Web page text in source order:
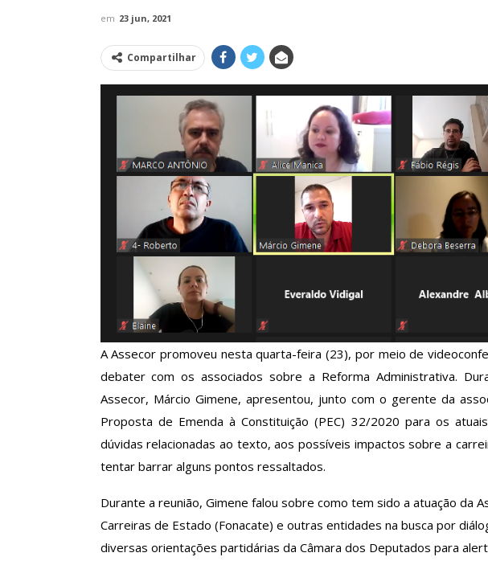
em 23 jun, 2021
Compartilhar
A Assecor promoveu nesta quarta-feira (23), por meio de
debater com os associados sobre a Reforma Administrativa.
Assecor, Márcio Gimene, apresentou, junto com o gerente da
Proposta de Emenda à Constituição (PEC) 32/2020 para os
dúvidas relacionadas ao texto, aos possíveis impactos sobre a
tentar barrar alguns pontos ressaltados.
Durante a reunião, Gimene falou sobre como tem sido a atuação da
Carreiras de Estado (Fonacate) e outras entidades na busca por
diversas orientações partidárias da Câmara dos Deputados para
Clube De Benefícios ASSECOR
Reúne Dezenas De Escolas De
Idiomas Com Condições…
Comunicacao 29 jun, 2026
ASSECOR Acompanha Reunião
Da Mesa Nacional De
Negociação Permanente E
Reforça…